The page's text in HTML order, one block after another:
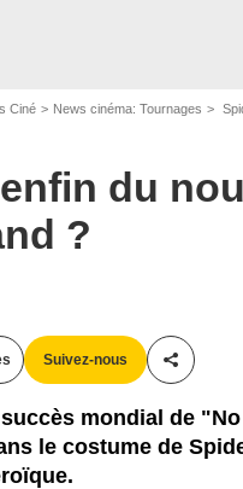
Ciné News cinéma: Tournages
du
?
Suivez-nous
mondial de
le costume de